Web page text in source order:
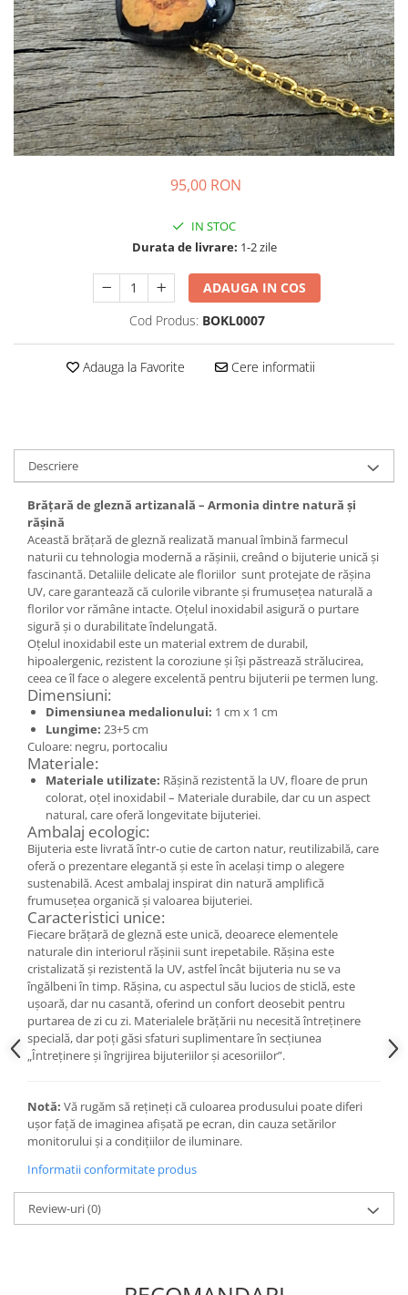
Colier / Pandantiv
Brățară
Bijuterii copii
Colier / Pandantiv
Colier de prietenie
Brățară
Colier / Pandantiv
Brățară de gleznă
Brățară
Bijuterii aliaj metalic
Colier / Pandantiv
Cercei
Brățară
Broșă
Mărgele / talisman
Accesorii păr
Bijuterii din Floarea de colț
Colier / Pandantiv
Cercei
Suport bijuterii
Bijuterii cu cristale naturale
Colier / Pandantiv
Cercei
Brățară
Set bijuterii
Bijuterii din lemn
Colier / Pandantiv
Cercei
Set bijuterii
Brățară
Bijuterii fără metal
Brățară
Suport bijuterii
Semn de carte
Accesorii
Produse personalizate (mărturii)
Produse zero waste
Săculeț de depozitare pentru pâine
95,00 RON
IN STOC
Durata de livrare: 1-2 zile
ADAUGA IN COS
Cod Produs: BOKL0007
Adauga la Favorite Cere informatii
Descriere
Brățară de gleznă artizanală – Armonia dintre natură și
rășină
Această brățară de gleznă realizată manual îmbină farmecul
naturii cu tehnologia modernă a rășinii, creând o bijuterie unică și
fascinantă. Detaliile delicate ale floriilor sunt protejate de rășina
UV, care garantează că culorile vibrante și frumusețea naturală a
florilor vor rămâne intacte. Oțelul inoxidabil asigură o purtare
sigură și o durabilitate îndelungată.
Oțelul inoxidabil este un material extrem de durabil,
hipoalergenic, rezistent la coroziune și își păstrează strălucirea,
ceea ce îl face o alegere excelentă pentru bijuterii pe termen lung.
Dimensiuni:
Dimensiunea medalionului: 1 cm x 1 cm
Lungime: 23+5 cm
Culoare: negru, portocaliu
Materiale:
Materiale utilizate: Rășină rezistentă la UV, floare de prun
colorat, oțel inoxidabil – Materiale durabile, dar cu un aspect
natural, care oferă longevitate bijuteriei.
Ambalaj ecologic:
Bijuteria este livrată într-o cutie de carton natur, reutilizabilă, care
oferă o prezentare elegantă și este în același timp o alegere
sustenabilă. Acest ambalaj inspirat din natură amplifică
frumusețea organică și valoarea bijuteriei.
Caracteristici unice:
Fiecare brățară de gleznă este unică, deoarece elementele
naturale din interiorul rășinii sunt irepetabile. Rășina este
cristalizată și rezistentă la UV, astfel încât bijuteria nu se va
îngălbeni în timp. Rășina, cu aspectul său lucios de sticlă, este
ușoară, dar nu casantă, oferind un confort deosebit pentru
purtarea de zi cu zi. Materialele brățării nu necesită întreținere
specială, dar poți găsi sfaturi suplimentare în secțiunea
„Întreținere și îngrijirea bijuteriilor și acesoriilor”.
Notă: Vă rugăm să rețineți că culoarea produsului poate diferi
ușor față de imaginea afișată pe ecran, din cauza setărilor
monitorului și a condițiilor de iluminare.
Informatii conformitate produs
Review-uri(0)